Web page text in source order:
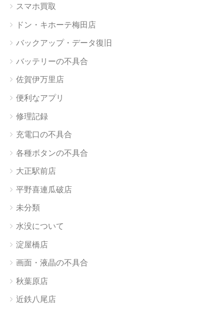
スマホ買取
ドン・キホーテ梅田店
バックアップ・データ復旧
バッテリーの不具合
佐賀伊万里店
便利なアプリ
修理記録
充電口の不具合
各種ボタンの不具合
大正駅前店
平野喜連瓜破店
未分類
水没について
淀屋橋店
画面・液晶の不具合
秋葉原店
近鉄八尾店